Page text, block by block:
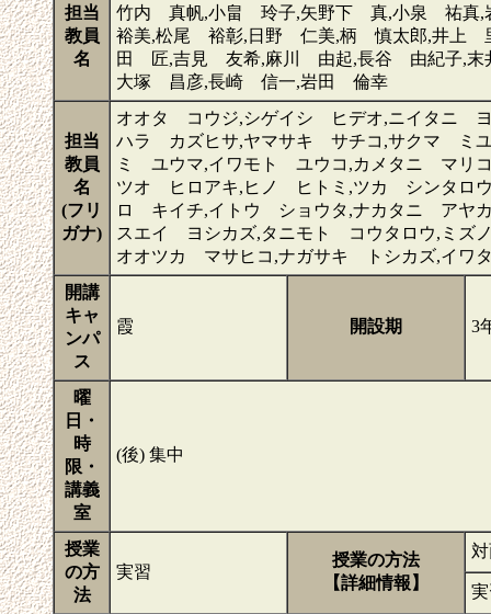
担当
教員
名
竹内 真帆,小畠 玲子,矢野下 真,小泉 祐
裕美,松尾 裕彰,日野 仁美,柄 慎太郎,井上
田 匠,吉見 友希,麻川 由起,長谷 由紀子,
大塚 昌彦,長崎 信一,岩田 倫幸
担当
教員
名
(フリ
ガナ)
オオタ コウジ,シゲイシ ヒデオ,ニイタニ
ハラ カズヒサ,ヤマサキ サチコ,サクマ ミ
ミ ユウマ,イワモト ユウコ,カメタニ マリ
ツオ ヒロアキ,ヒノ ヒトミ,ツカ シンタロ
ロ キイチ,イトウ ショウタ,ナカタニ アヤ
スエイ ヨシカズ,タニモト コウタロウ,ミ
オオツカ マサヒコ,ナガサキ トシカズ,イワ
開講
キャ
ンパ
ス
霞 開設期 3
曜
日・
時
限・
講義
室
(後) 集中
授業
の方
法
実習
授業の方法
【詳細情報】